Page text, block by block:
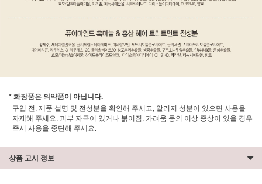
* 화장품은 의약품이 아닙니다.
구입 전, 제품 설명 및 전성분을 확인해 주시고, 알러지 성분이 있으면 사용을
자제해 주세요. 피부 자극이 있거나 붉어짐, 가려움 등의 이상 증상이 있을 경우
즉시 사용을 중단해 주세요.
상품 고시 정보